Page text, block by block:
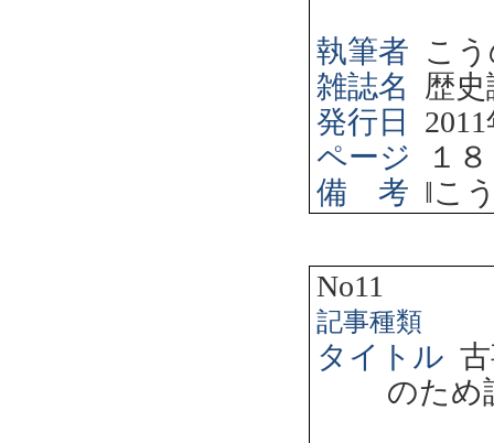
執筆者 こ
雑誌名
歴史
発行日
2011
ページ
１
備 考 ‖こ
No11
記事種類
タイトル
のため